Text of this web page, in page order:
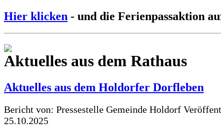
Hier klicken - und die Ferienpassaktion
Aktuelles aus dem Rathaus
Aktuelles aus dem Holdorfer Dorfleben
Bericht von: Pressestelle Gemeinde Holdorf
25.10.2025